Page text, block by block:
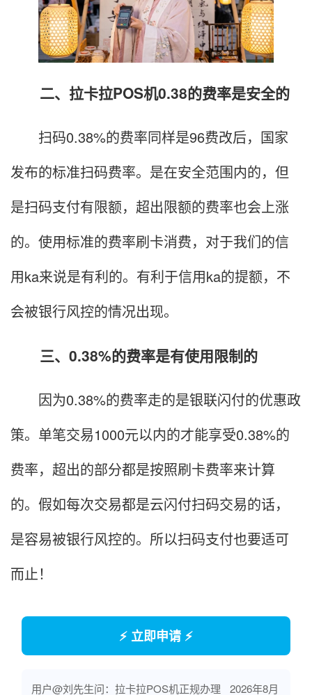
二、拉卡拉POS机0.38的费率是安全的
扫码0.38%的费率同样是96费改后，国家
发布的标准扫码费率。是在安全范围内的，但
是扫码支付有限额，超出限额的费率也会上涨
的。使用标准的费率刷卡消费，对于我们的信
用ka来说是有利的。有利于信用ka的提额，不
会被银行风控的情况出现。
三、0.38%的费率是有使用限制的
因为0.38%的费率走的是银联闪付的优惠政
策。单笔交易1000元以内的才能享受0.38%的
费率，超出的部分都是按照刷卡费率来计算
的。假如每次交易都是云闪付扫码交易的话，
是容易被银行风控的。所以扫码支付也要适可
而止！
⚡ 立即申请 ⚡
用户@刘先生问：拉卡拉POS机正规办理 2026年8月